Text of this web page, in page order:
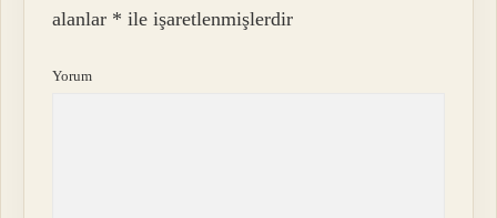
alanlar * ile işaretlenmişlerdir
Yorum